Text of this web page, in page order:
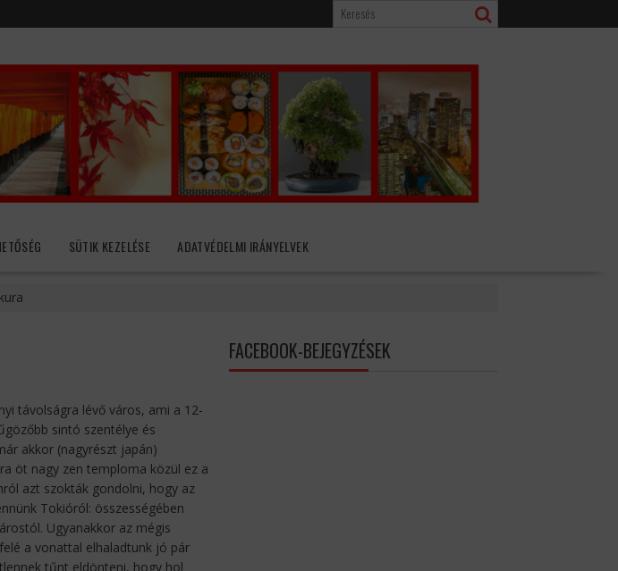
SÜTIK KEZELÉSE ADATVÉDELMI IRÁNYELVEK
távolságra lévő város, ami a 12-
sintó szentélye és
akkor (nagyrészt japán)
öt nagy zen temploma közül ez a
azt szokták gondolni, hogy az
Tokióról: összességében
Ugyanakkor az mégis
a vonattal elhaladtunk jó pár
tűnt eldönteni, hogy hol
FACEBOOK-BEJEGYZÉSEK